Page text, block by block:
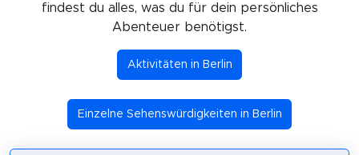
findest du alles, was du für dein persönliches
Abenteuer benötigst.
Aktivitäten in Berlin
Einzelne Sehenswürdigkeiten in Berlin